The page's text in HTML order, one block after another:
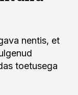
nentis, et
toetusega